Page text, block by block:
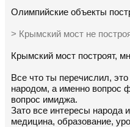
Олимпийские объекты
> Крымский мост не
Крымский мост построят,
Все что ты перечислил,
народом, а именно вопрос
вопрос имиджа.
Зато все интересы народа
медицина, образование,